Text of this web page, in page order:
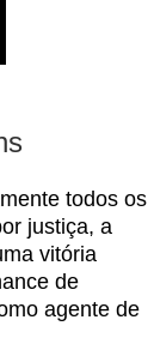
todos os
justiça, a
vitória
de
agente de